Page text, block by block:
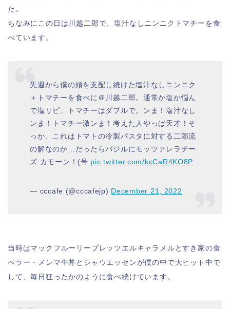
た。
ちなみにこの日は川越二郎で、塩汁なしニンニクトマチーを食
べています。
先週から僕の頭を支配し続けた塩汁なしニンニク
＋トマチーを食べに＠川越二郎。通常か塩か悩ん
で塩リピ、トマチーはダブルで。ンま！塩汁なし
ンま！トマチー激ンま！考えた人やっぱ天才！そ
っか、これはトマトの冷製パスタに対する二郎流
の解なのか…だったらバジルにモッツァレラチー
ズ カモーン！(号 pic.twitter.com/kcCaR4KO8P
— cccafe (@cccafejp) December 21, 2022
当時はマックフルーリープレッツエルキャラメルとすき家の食
べラー・メンマ牛丼とシャウエッセンが僕の中で大ヒット中で
して、毎日狂ったかのように食べ続けています。